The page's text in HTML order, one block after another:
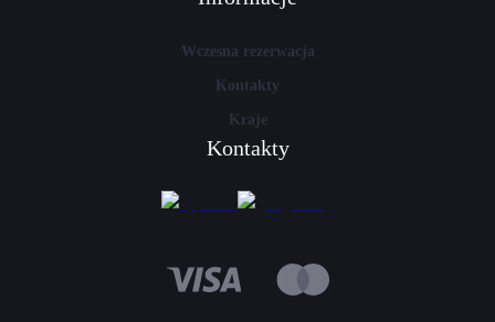
Wczesna rezerwacja
Kontakty
Kraje
Kontakty